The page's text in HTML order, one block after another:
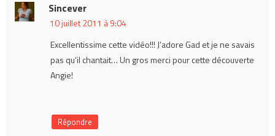
Sincever
10 juillet 2011 à 9:04
Excellentissime cette vidéo!!! J’adore Gad et je ne savais
pas qu’il chantait… Un gros merci pour cette découverte
Angie!
Répondre